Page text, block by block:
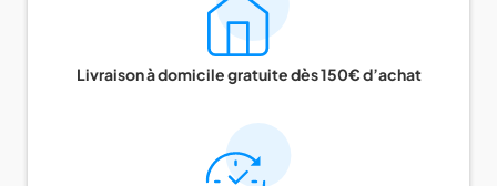
Livraison à domicile gratuite dès 150€ d’achat